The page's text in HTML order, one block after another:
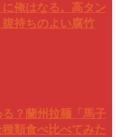
俺はなる。高タン
持ちのよい腐竹
？蘭州拉麺「馬子
類食べ比べてみた